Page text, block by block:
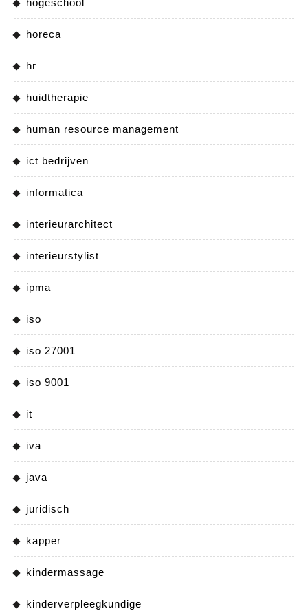
hogeschool
horeca
hr
huidtherapie
human resource management
ict bedrijven
informatica
interieurarchitect
interieurstylist
ipma
iso
iso 27001
iso 9001
it
iva
java
juridisch
kapper
kindermassage
kinderverpleegkundige